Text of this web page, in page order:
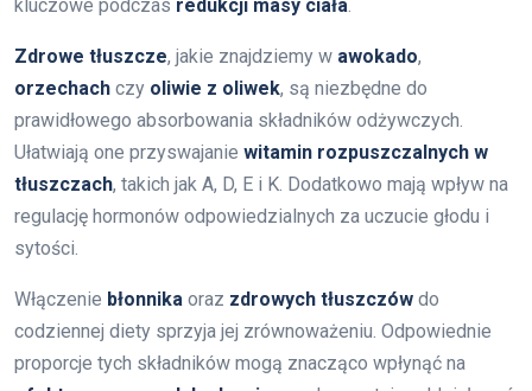
kluczowe podczas redukcji masy ciała.
Zdrowe tłuszcze, jakie znajdziemy w awokado,
orzechach czy oliwie z oliwek, są niezbędne do
prawidłowego absorbowania składników odżywczych.
Ułatwiają one przyswajanie witamin rozpuszczalnych w
tłuszczach, takich jak A, D, E i K. Dodatkowo mają wpływ na
regulację hormonów odpowiedzialnych za uczucie głodu i
sytości.
Włączenie błonnika oraz zdrowych tłuszczów do
codziennej diety sprzyja jej zrównoważeniu. Odpowiednie
proporcje tych składników mogą znacząco wpłynąć na